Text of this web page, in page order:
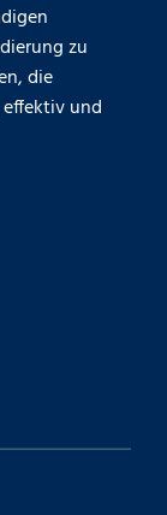
zu
die
und